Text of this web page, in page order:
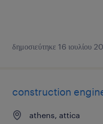
δημοσιεύτηκε 16 ιουλίου
construction
athens, attica